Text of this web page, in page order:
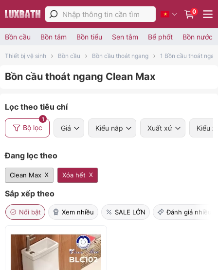
0
Bồn cầu Bồn tắm Bồn tiểu Sen tắm Bể phốt Bồn nước
Thiết bị vệ sinh Bồn cầu Bồn cầu thoát ngang 1 Bồn cầu thoát
Bồn cầu thoát ngang Clean Max
Lọc theo tiêu chí
Bộ lọc
1
Giá Kiểu nắp Xuất xứ Kiểu
Đang lọc theo
Clean Max Xóa hết
Sắp xếp theo
Nổi bật Xem nhiều SALE LỚN Đánh giá nhiều